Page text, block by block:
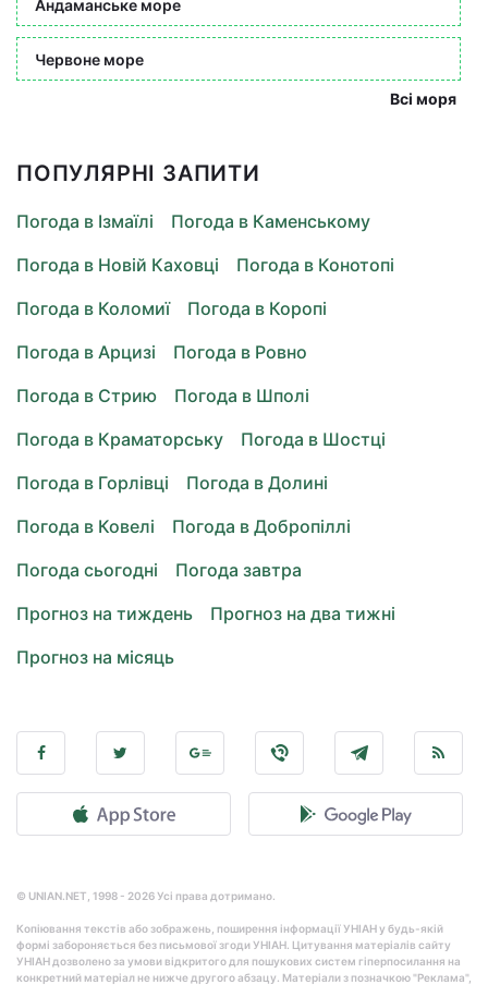
Андаманське море
Червоне море
Всі моря
ПОПУЛЯРНІ ЗАПИТИ
Погода в Ізмаїлі
Погода в Каменському
Погода в Новій Каховці
Погода в Конотопі
Погода в Коломиї
Погода в Коропі
Погода в Арцизі
Погода в Ровно
Погода в Стрию
Погода в Шполі
Погода в Краматорську
Погода в Шостці
Погода в Горлівці
Погода в Долині
Погода в Ковелі
Погода в Добропіллі
Погода сьогодні
Погода завтра
Прогноз на тиждень
Прогноз на два тижні
Прогноз на місяць
© UNIAN.NET, 1998 - 2026 Усі права дотримано.
Копіювання текстів або зображень, поширення інформації УНІАН у будь-якій
формі забороняється без письмової згоди УНІАН. Цитування матеріалів сайту
УНІАН дозволено за умови відкритого для пошукових систем гіперпосилання на
конкретний матеріал не нижче другого абзацу. Матеріали з позначкою "Реклама",